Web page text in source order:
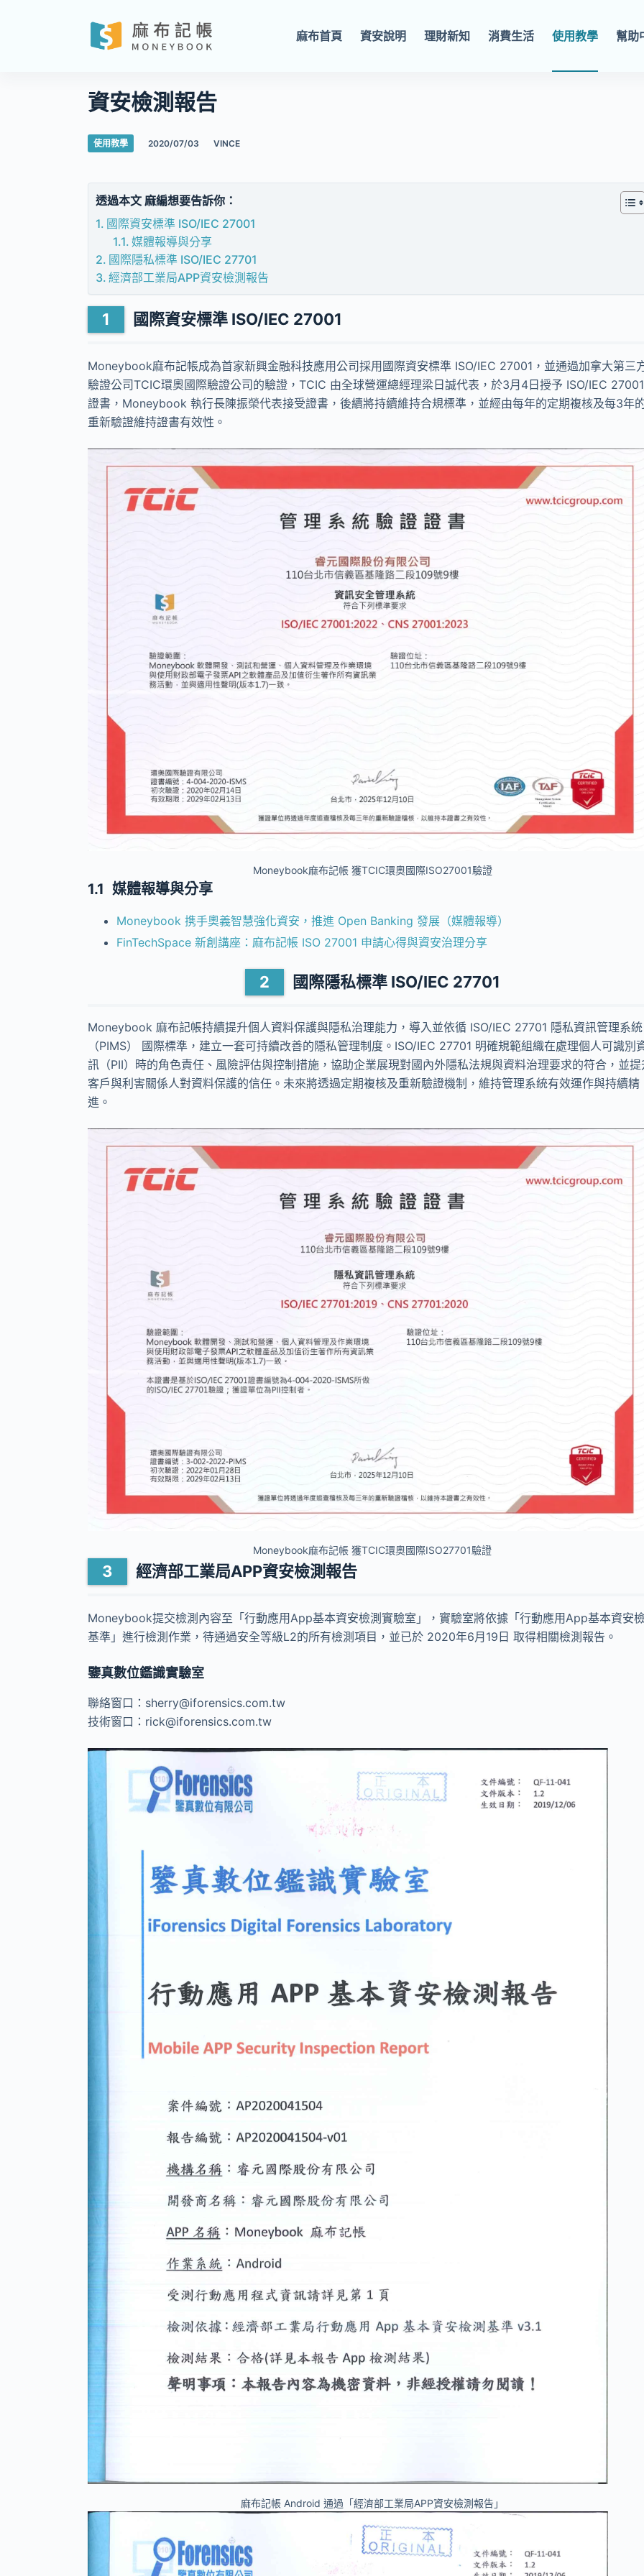
麻布首頁 資安說明 理財新知 消費生活 使用教學 幫助
資安檢測報告
使用教學 2020/07/03 VINCE
透過本文 麻編想要告訴你：
國際資安標準 ISO/IEC 27001
媒體報導與分享
國際隱私標準 ISO/IEC 27701
經濟部工業局APP資安檢測報告
國際資安標準 ISO/IEC 27001
Moneybook麻布記帳成為首家新興金融科技應用公司採用國際資安標準 ISO/IEC 27001，並通過加拿大第三
驗證公司TCIC環奧國際驗證公司的驗證，TCIC 由全球營運總經理梁日誠代表，於3月4日授予 ISO/IEC 27001
證書，Moneybook 執行長陳振榮代表接受證書，後續將持續維持合規標準，並經由每年的定期複核及每3年
重新驗證維持證書有效性。
Moneybook麻布記帳 獲TCIC環奧國際ISO27001驗證
媒體報導與分享
Moneybook 携手奧義智慧強化資安，推進 Open Banking 發展（媒體報導）
FinTechSpace 新創講座：麻布記帳 ISO 27001 申請心得與資安治理分享
國際隱私標準 ISO/IEC 27701
Moneybook 麻布記帳持續提升個人資料保護與隱私治理能力，導入並依循 ISO/IEC 27701 隱私資訊管理系統
（PIMS） 國際標準，建立一套可持續改善的隱私管理制度。ISO/IEC 27701 明確規範組織在處理個人可識別
訊（PII）時的角色責任、風險評估與控制措施，協助企業展現對國內外隱私法規與資料治理要求的符合，並提
客戶與利害關係人對資料保護的信任。未來將透過定期複核及重新驗證機制，維持管理系統有效運作與持續精
進。
Moneybook麻布記帳 獲TCIC環奧國際ISO27701驗證
經濟部工業局APP資安檢測報告
Moneybook提交檢測內容至「行動應用App基本資安檢測實驗室」，實驗室將依據「行動應用App基本資安
基準」進行檢測作業，待通過安全等級L2的所有檢測項目，並已於 2020年6月19日 取得相關檢測報告。
鑒真數位鑑識實驗室
聯絡窗口：sherry@iforensics.com.tw
技術窗口：rick@iforensics.com.tw
麻布記帳 Android 通過「經濟部工業局APP資安檢測報告」